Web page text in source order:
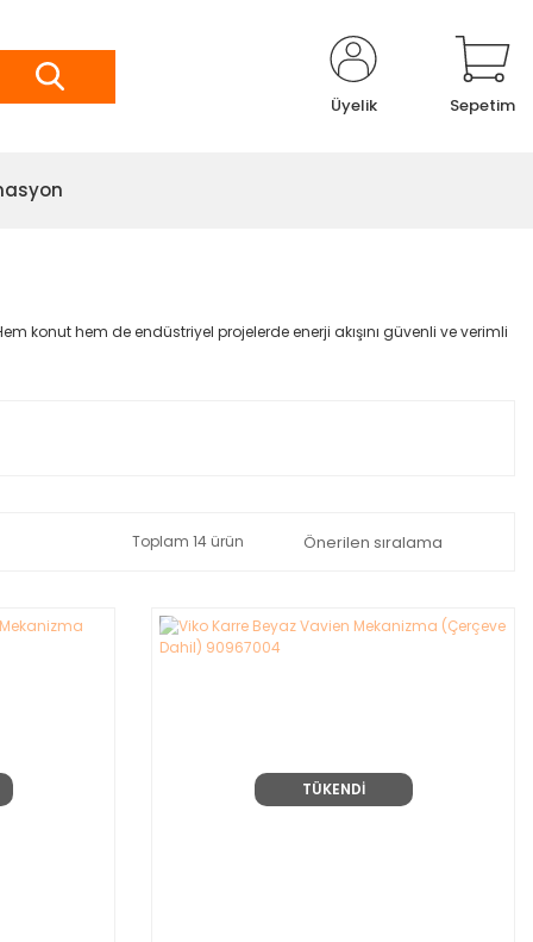
Üyelik Sepetim
konut hem de endüstriyel projelerde enerji akışını güvenli ve verimli
Toplam 14 ürün
TÜKENDİ